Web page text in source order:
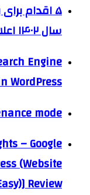
۵ اقدام
سال ۱۴۰۲ اعلام شد
Engine
WordPress
mode
– Google
(Website
Review